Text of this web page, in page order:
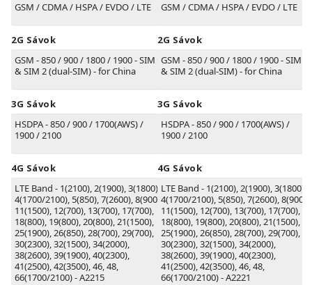
GSM / CDMA / HSPA / EVDO / LTE
2G Sávok
GSM - 850 / 900 / 1800 / 1900 - SIM 1
& SIM 2 (dual-SIM) - for China
3G Sávok
HSDPA - 850 / 900 / 1700(AWS) /
1900 / 2100
4G Sávok
LTE Band - 1(2100), 2(1900), 3(1800),
4(1700/2100), 5(850), 7(2600), 8(900),
11(1500), 12(700), 13(700), 17(700),
18(800), 19(800), 20(800), 21(1500),
25(1900), 26(850), 28(700), 29(700),
30(2300), 32(1500), 34(2000),
38(2600), 39(1900), 40(2300),
41(2500), 42(3500), 46, 48,
66(1700/2100) - A2215
GSM / CDMA / HSPA / EVDO / LTE
2G Sávok
GSM - 850 / 900 / 1800 / 1900 - SIM 1
& SIM 2 (dual-SIM) - for China
3G Sávok
HSDPA - 850 / 900 / 1700(AWS) /
1900 / 2100
4G Sávok
LTE Band - 1(2100), 2(1900), 3(1800),
4(1700/2100), 5(850), 7(2600), 8(900),
11(1500), 12(700), 13(700), 17(700),
18(800), 19(800), 20(800), 21(1500),
25(1900), 26(850), 28(700), 29(700),
30(2300), 32(1500), 34(2000),
38(2600), 39(1900), 40(2300),
41(2500), 42(3500), 46, 48,
66(1700/2100) - A2221